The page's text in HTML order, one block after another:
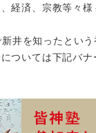
経済、宗教等々
井を知ったとい
ついては下記バ